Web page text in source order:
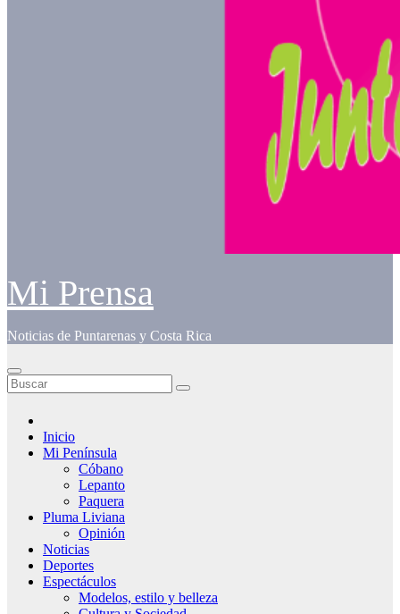
Mi Prensa
Noticias de Puntarenas y Costa Rica
Inicio
Mi Península
Cóbano
Lepanto
Paquera
Pluma Liviana
Opinión
Noticias
Deportes
Espectáculos
Modelos, estilo y belleza